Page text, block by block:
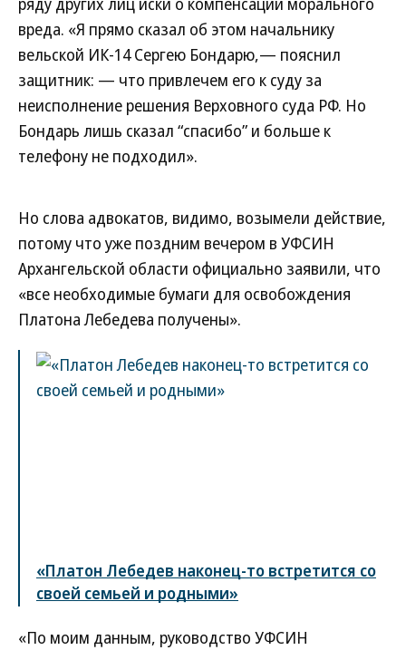
вреда. «Я прямо сказал об этом начальнику
вельской ИК-14 Сергею Бондарю,— пояснил
защитник: — что привлечем его к суду за
неисполнение решения Верховного суда РФ. Но
Бондарь лишь сказал “cпасибо” и больше к
телефону не подходил».
Но слова адвокатов, видимо, возымели действие,
потому что уже поздним вечером в УФСИН
Архангельской области официально заявили, что
«все необходимые бумаги для освобождения
Платона Лебедева получены».
«Платон Лебедев наконец-то встретится со
своей семьей и родными»
«По моим данным, руководство УФСИН